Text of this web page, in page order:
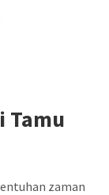
Tamu
zaman